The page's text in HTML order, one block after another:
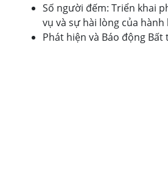
Số người đếm: Triển khai
vụ và sự hài lòng của hành
Phát hiện và Báo động